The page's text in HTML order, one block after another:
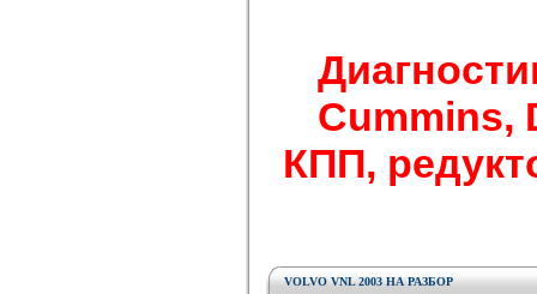
Cummins,
КПП,
VOLVO VNL 2003 НА РАЗБОР